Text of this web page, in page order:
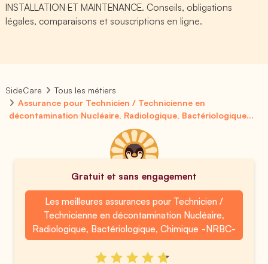
INSTALLATION ET MAINTENANCE. Conseils, obligations
légales, comparaisons et souscriptions en ligne.
SideCare
Tous les métiers
Assurance pour Technicien / Technicienne en
décontamination Nucléaire, Radiologique, Bactériologique...
Gratuit et sans engagement
Les meilleures assurances pour Technicien /
Technicienne en décontamination Nucléaire,
Radiologique, Bactériologique, Chimique -NRBC-